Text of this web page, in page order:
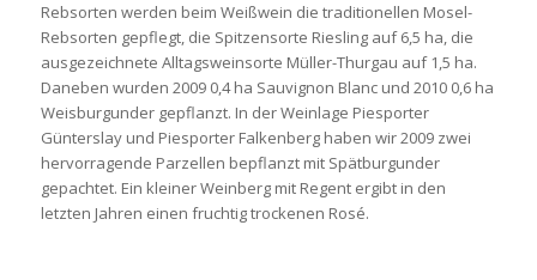
Rebsorten werden beim Weißwein die traditionellen Mosel-
Rebsorten gepflegt, die Spitzensorte Riesling auf 6,5 ha, die
ausgezeichnete Alltagsweinsorte Müller-Thurgau auf 1,5 ha.
Daneben wurden 2009 0,4 ha Sauvignon Blanc und 2010 0,6 ha
Weisburgunder gepflanzt. In der Weinlage Piesporter
Günterslay und Piesporter Falkenberg haben wir 2009 zwei
hervorragende Parzellen bepflanzt mit Spätburgunder
gepachtet. Ein kleiner Weinberg mit Regent ergibt in den
letzten Jahren einen fruchtig trockenen Rosé.